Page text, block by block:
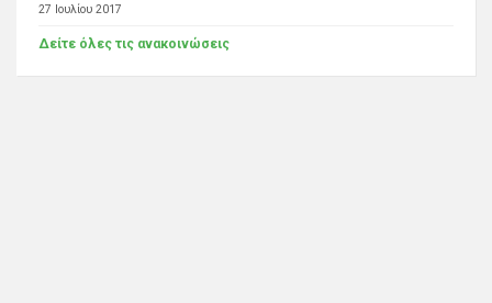
27 Ιουλίου 2017
Δείτε όλες τις ανακοινώσεις